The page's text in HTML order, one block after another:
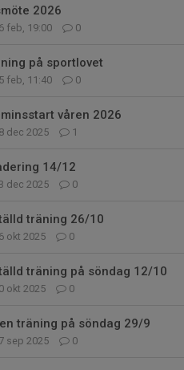
2026
feb, 19:00 0
på sportlovet
feb, 11:40 0
våren 2026
dec 2025 1
14/12
dec 2025 0
träning 26/10
okt 2025 0
träning på söndag 12/10
okt 2025 0
träning på söndag 29/9
sep 2025 0